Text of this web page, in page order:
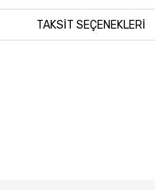
TAKSIT SEÇENEKLERI